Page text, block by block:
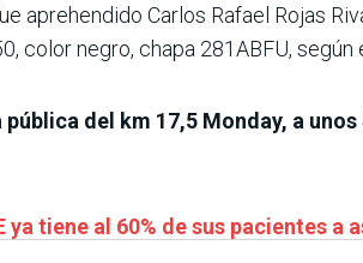
aprehendido Carlos Rafael Rojas
color negro, chapa 281ABFU, según
del km 17,5 Monday, a
tiene al 60% de sus pacientes a